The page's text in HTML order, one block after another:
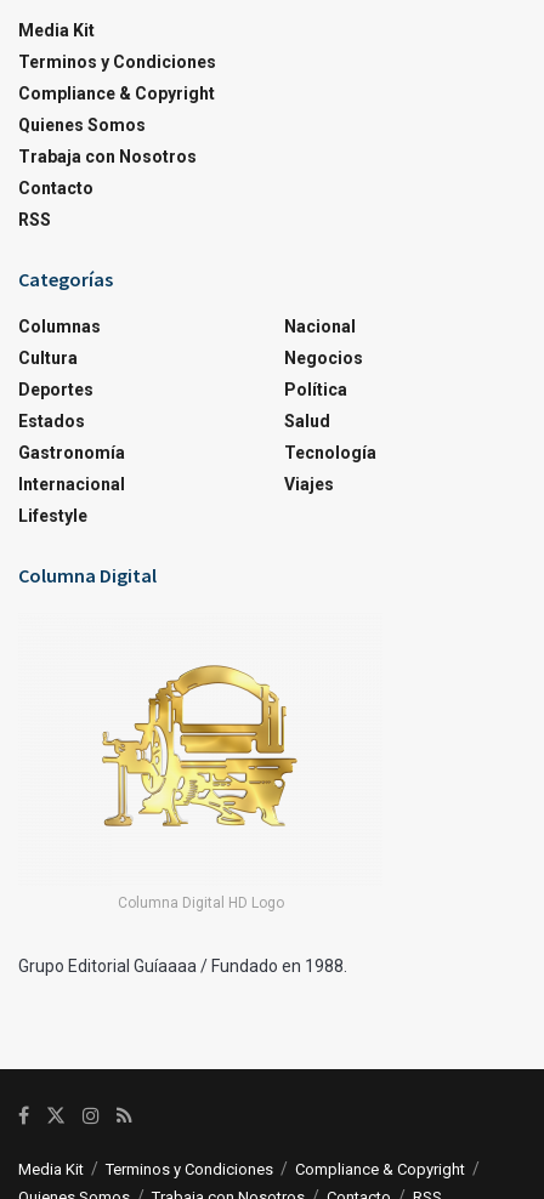
Media Kit
Terminos y Condiciones
Compliance & Copyright
Quienes Somos
Trabaja con Nosotros
Contacto
RSS
Categorías
Columnas
Cultura
Deportes
Estados
Gastronomía
Internacional
Lifestyle
Nacional
Negocios
Política
Salud
Tecnología
Viajes
Columna Digital
Columna Digital HD Logo
Grupo Editorial Guíaaaa / Fundado en 1988.
Media Kit Terminos y Condiciones
Compliance & Copyright